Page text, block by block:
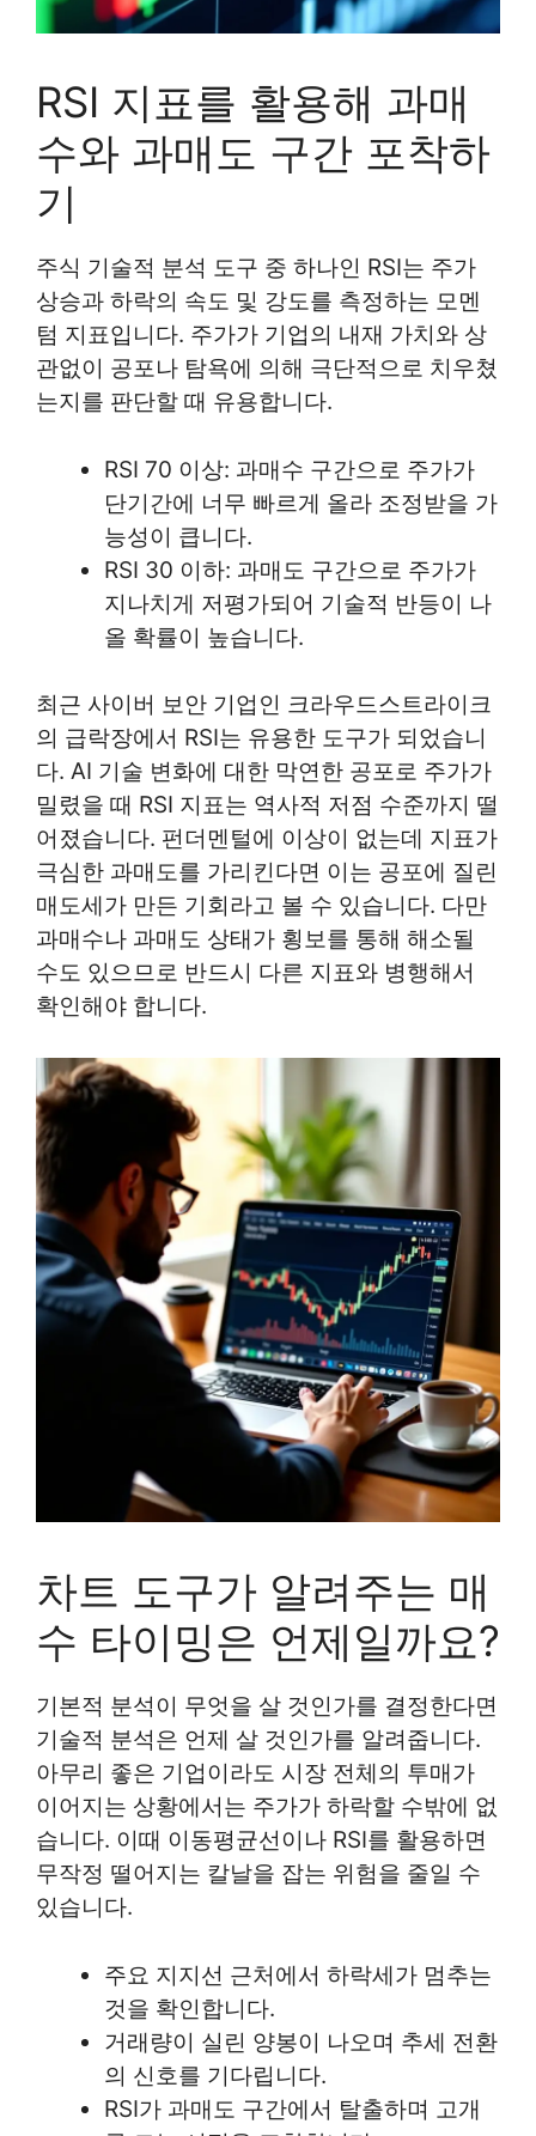
RSI 지표를 활용해 과매
수와 과매도 구간 포착하
기
주식 기술적 분석 도구 중 하나인 RSI는 주가
상승과 하락의 속도 및 강도를 측정하는 모멘
텀 지표입니다. 주가가 기업의 내재 가치와 상
관없이 공포나 탐욕에 의해 극단적으로 치우쳤
는지를 판단할 때 유용합니다.
RSI 70 이상: 과매수 구간으로 주가가
단기간에 너무 빠르게 올라 조정받을 가
능성이 큽니다.
RSI 30 이하: 과매도 구간으로 주가가
지나치게 저평가되어 기술적 반등이 나
올 확률이 높습니다.
최근 사이버 보안 기업인 크라우드스트라이크
의 급락장에서 RSI는 유용한 도구가 되었습니
다. AI 기술 변화에 대한 막연한 공포로 주가가
밀렸을 때 RSI 지표는 역사적 저점 수준까지 떨
어졌습니다. 펀더멘털에 이상이 없는데 지표가
극심한 과매도를 가리킨다면 이는 공포에 질린
매도세가 만든 기회라고 볼 수 있습니다. 다만
과매수나 과매도 상태가 횡보를 통해 해소될
수도 있으므로 반드시 다른 지표와 병행해서
확인해야 합니다.
차트 도구가 알려주는 매
수 타이밍은 언제일까요?
기본적 분석이 무엇을 살 것인가를 결정한다면
기술적 분석은 언제 살 것인가를 알려줍니다.
아무리 좋은 기업이라도 시장 전체의 투매가
이어지는 상황에서는 주가가 하락할 수밖에 없
습니다. 이때 이동평균선이나 RSI를 활용하면
무작정 떨어지는 칼날을 잡는 위험을 줄일 수
있습니다.
주요 지지선 근처에서 하락세가 멈추는
것을 확인합니다.
거래량이 실린 양봉이 나오며 추세 전환
의 신호를 기다립니다.
RSI가 과매도 구간에서 탈출하며 고개